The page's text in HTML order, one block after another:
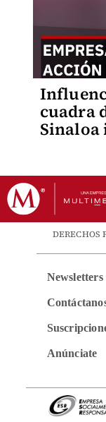
cuadra
DERECHOS
Newsletters
Anúnciate